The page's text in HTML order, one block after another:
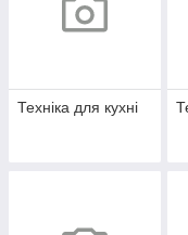
Техніка для кухні